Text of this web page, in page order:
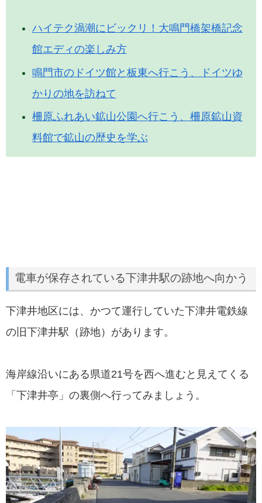
ハイテク渦潮にビックリ！大鳴門橋架橋記念
館エディの楽しみ方
鳴門市のドイツ館と板東へ行こう、ドイツゆ
かりの地を訪ねて
柵原ふれあい鉱山公園へ行こう、柵原鉱山資
料館で鉱山の歴史を学ぶ
電車が保存されている下津井駅の跡地へ向かう
下津井地区には、かつて運行していた下津井電鉄線
の旧下津井駅（跡地）があります。
海岸線沿いにある県道21号を西へ進むと見えてくる
「下津井亭」の裏側へ行ってみましょう。